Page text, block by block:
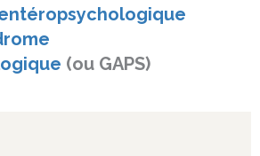
(ou GAPS)